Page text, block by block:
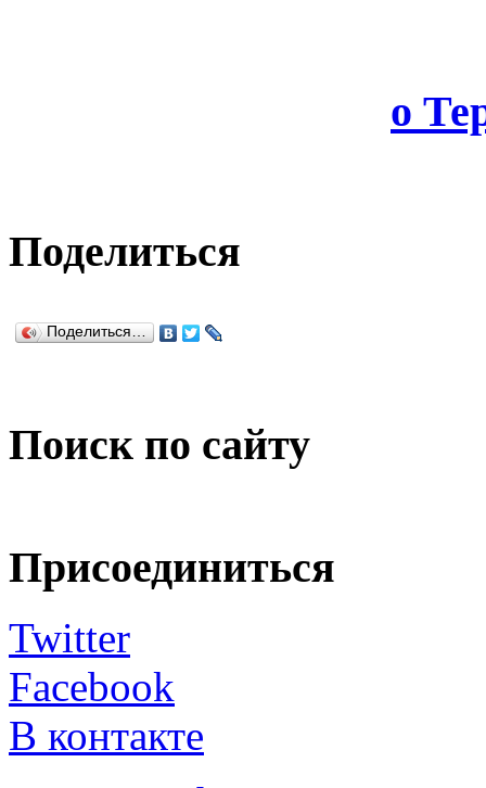
о
Поделиться
Поделиться…
Поиск по сайту
Присоединиться
Twitter
Facebook
В контакте